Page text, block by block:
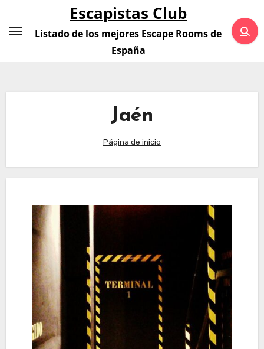
contenido
Escapistas Club
Listado de los mejores Escape Rooms de
España
Jaén
Página de inicio